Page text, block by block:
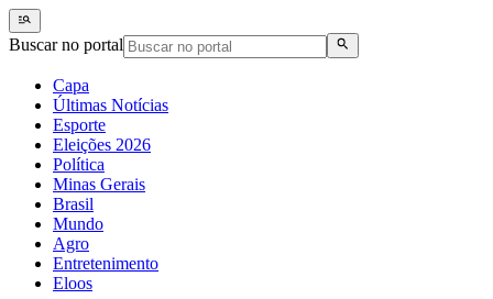
Buscar no portal
Capa
Últimas Notícias
Esporte
Eleições 2026
Política
Minas Gerais
Brasil
Mundo
Agro
Entretenimento
Eloos